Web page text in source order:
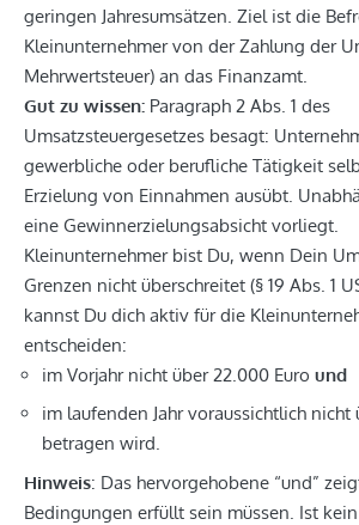
geringen Jahresumsätzen. Ziel ist die
Kleinunternehmer von der Zahlung der
Mehrwertsteuer) an das Finanzamt.
Gut zu wissen: Paragraph 2 Abs. 1 des
Umsatzsteuergesetzes besagt:
gewerbliche oder berufliche Tätigkeit
Erzielung von Einnahmen ausübt.
eine Gewinnerzielungsabsicht vorliegt.
Kleinunternehmer bist Du, wenn Dein
Grenzen nicht überschreitet (§ 19 Abs. 1
kannst Du dich aktiv für die
entscheiden:
im Vorjahr nicht über 22.000 Euro und
im laufenden Jahr voraussichtlich nicht
betragen wird.
Hinweis: Das hervorgehobene “und”
Bedingungen erfüllt sein müssen. Ist